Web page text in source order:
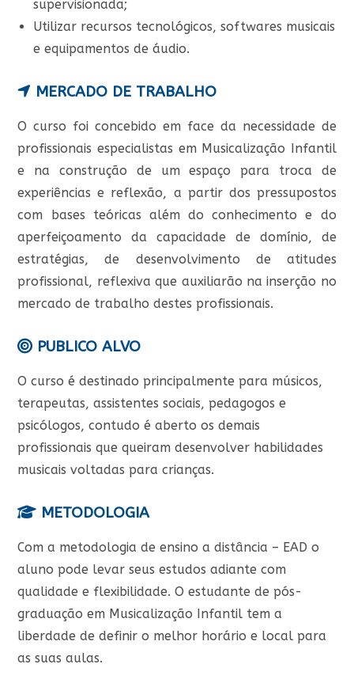
supervisionada;
Utilizar recursos tecnológicos, softwares musicais
e equipamentos de áudio.
MERCADO DE TRABALHO
O curso foi concebido em face da necessidade de
profissionais especialistas em Musicalização Infantil
e na construção de um espaço para troca de
experiências e reflexão, a partir dos pressupostos
com bases teóricas além do conhecimento e do
aperfeiçoamento da capacidade de domínio, de
estratégias, de desenvolvimento de atitudes
profissional, reflexiva que auxiliarão na inserção no
mercado de trabalho destes profissionais.
PUBLICO ALVO
O curso é destinado principalmente para músicos,
terapeutas, assistentes sociais, pedagogos e
psicólogos, contudo é aberto os demais
profissionais que queiram desenvolver habilidades
musicais voltadas para crianças.
METODOLOGIA
Com a metodologia de ensino a distância – EAD o
aluno pode levar seus estudos adiante com
qualidade e flexibilidade. O estudante de pós-
graduação em Musicalização Infantil tem a
liberdade de definir o melhor horário e local para
as suas aulas.